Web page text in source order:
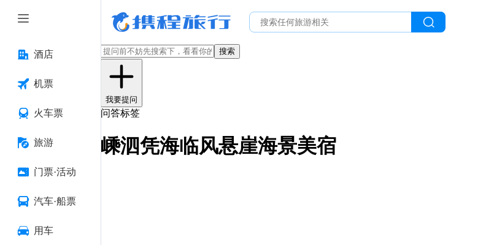
酒店
机票
火车票
旅游
门票·活动
汽车·船票
用车
搜索
我要提问
问答标签
嵊泗凭海临风悬崖海景美宿